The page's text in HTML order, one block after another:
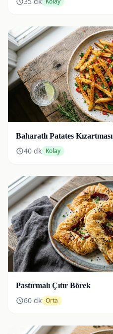
Baharatlı Patates Kızartması
40 dk Kolay
Pastırmalı Çıtır Börek
60 dk Orta